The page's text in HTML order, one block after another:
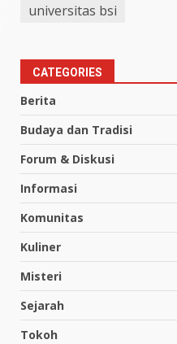
universitas bsi
CATEGORIES
Berita
Budaya dan Tradisi
Forum & Diskusi
Informasi
Komunitas
Kuliner
Misteri
Sejarah
Tokoh